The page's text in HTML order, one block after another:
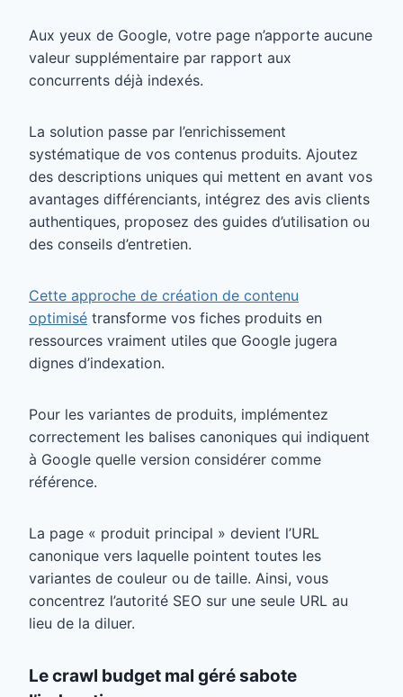
Aux yeux de Google, votre page n’apporte aucune
valeur supplémentaire par rapport aux
concurrents déjà indexés.
La solution passe par l’enrichissement
systématique de vos contenus produits. Ajoutez
des descriptions uniques qui mettent en avant vos
avantages différenciants, intégrez des avis clients
authentiques, proposez des guides d’utilisation ou
des conseils d’entretien.
Cette approche de création de contenu
optimisé transforme vos fiches produits en
ressources vraiment utiles que Google jugera
dignes d’indexation.
Pour les variantes de produits, implémentez
correctement les balises canoniques qui indiquent
à Google quelle version considérer comme
référence.
La page « produit principal » devient l’URL
canonique vers laquelle pointent toutes les
variantes de couleur ou de taille. Ainsi, vous
concentrez l’autorité SEO sur une seule URL au
lieu de la diluer.
Le crawl budget mal géré sabote